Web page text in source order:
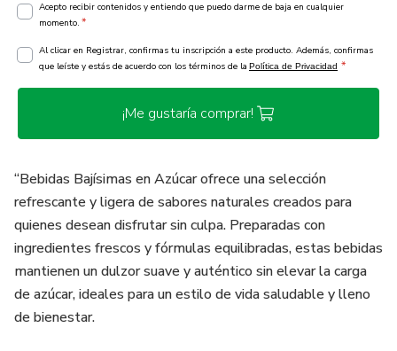
Acepto recibir contenidos y entiendo que puedo darme de baja en cualquier
momento. *
Al clicar en Registrar, confirmas tu inscripción a este producto. Además, confirmas
que leíste y estás de acuerdo con los términos de la Política de Privacidad *
¡Me gustaría comprar!
“Bebidas Bajísimas en Azúcar ofrece una selección
refrescante y ligera de sabores naturales creados para
quienes desean disfrutar sin culpa. Preparadas con
ingredientes frescos y fórmulas equilibradas, estas bebidas
mantienen un dulzor suave y auténtico sin elevar la carga
de azúcar, ideales para un estilo de vida saludable y lleno
de bienestar.